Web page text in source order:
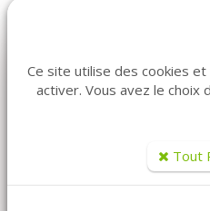
Vous êtes professionnel ? Vous
Vous y trouverez à la fois notre
également notre univers
Ce site utilise des cookies
activer. Vous avez le
Tout